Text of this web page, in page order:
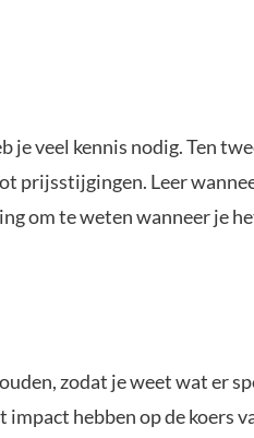
je veel kennis nodig. Ten
prijsstijgingen. Leer
om te weten wanneer je
zodat je weet wat er
hebben op de koers